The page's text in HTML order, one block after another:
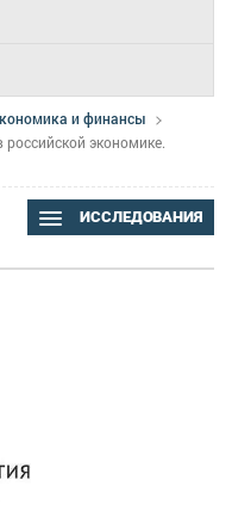
и финансы
экономике.
ИССЛЕДОВАНИЯ